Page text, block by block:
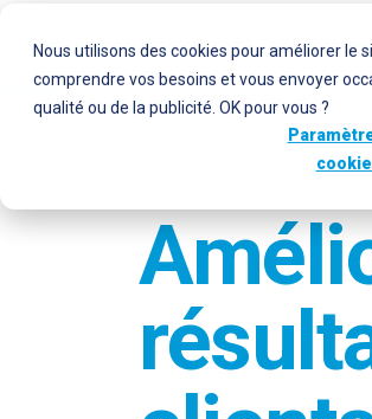
Nous utilisons des cookies pour améliorer le
comprendre vos besoins et vous envoyer
qualité ou de la publicité. OK pour vous ?